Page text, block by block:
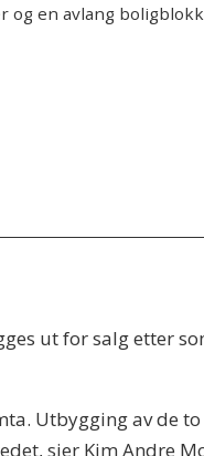
en avlang
ut for salg etter
Utbygging av de
sier Kim Andre